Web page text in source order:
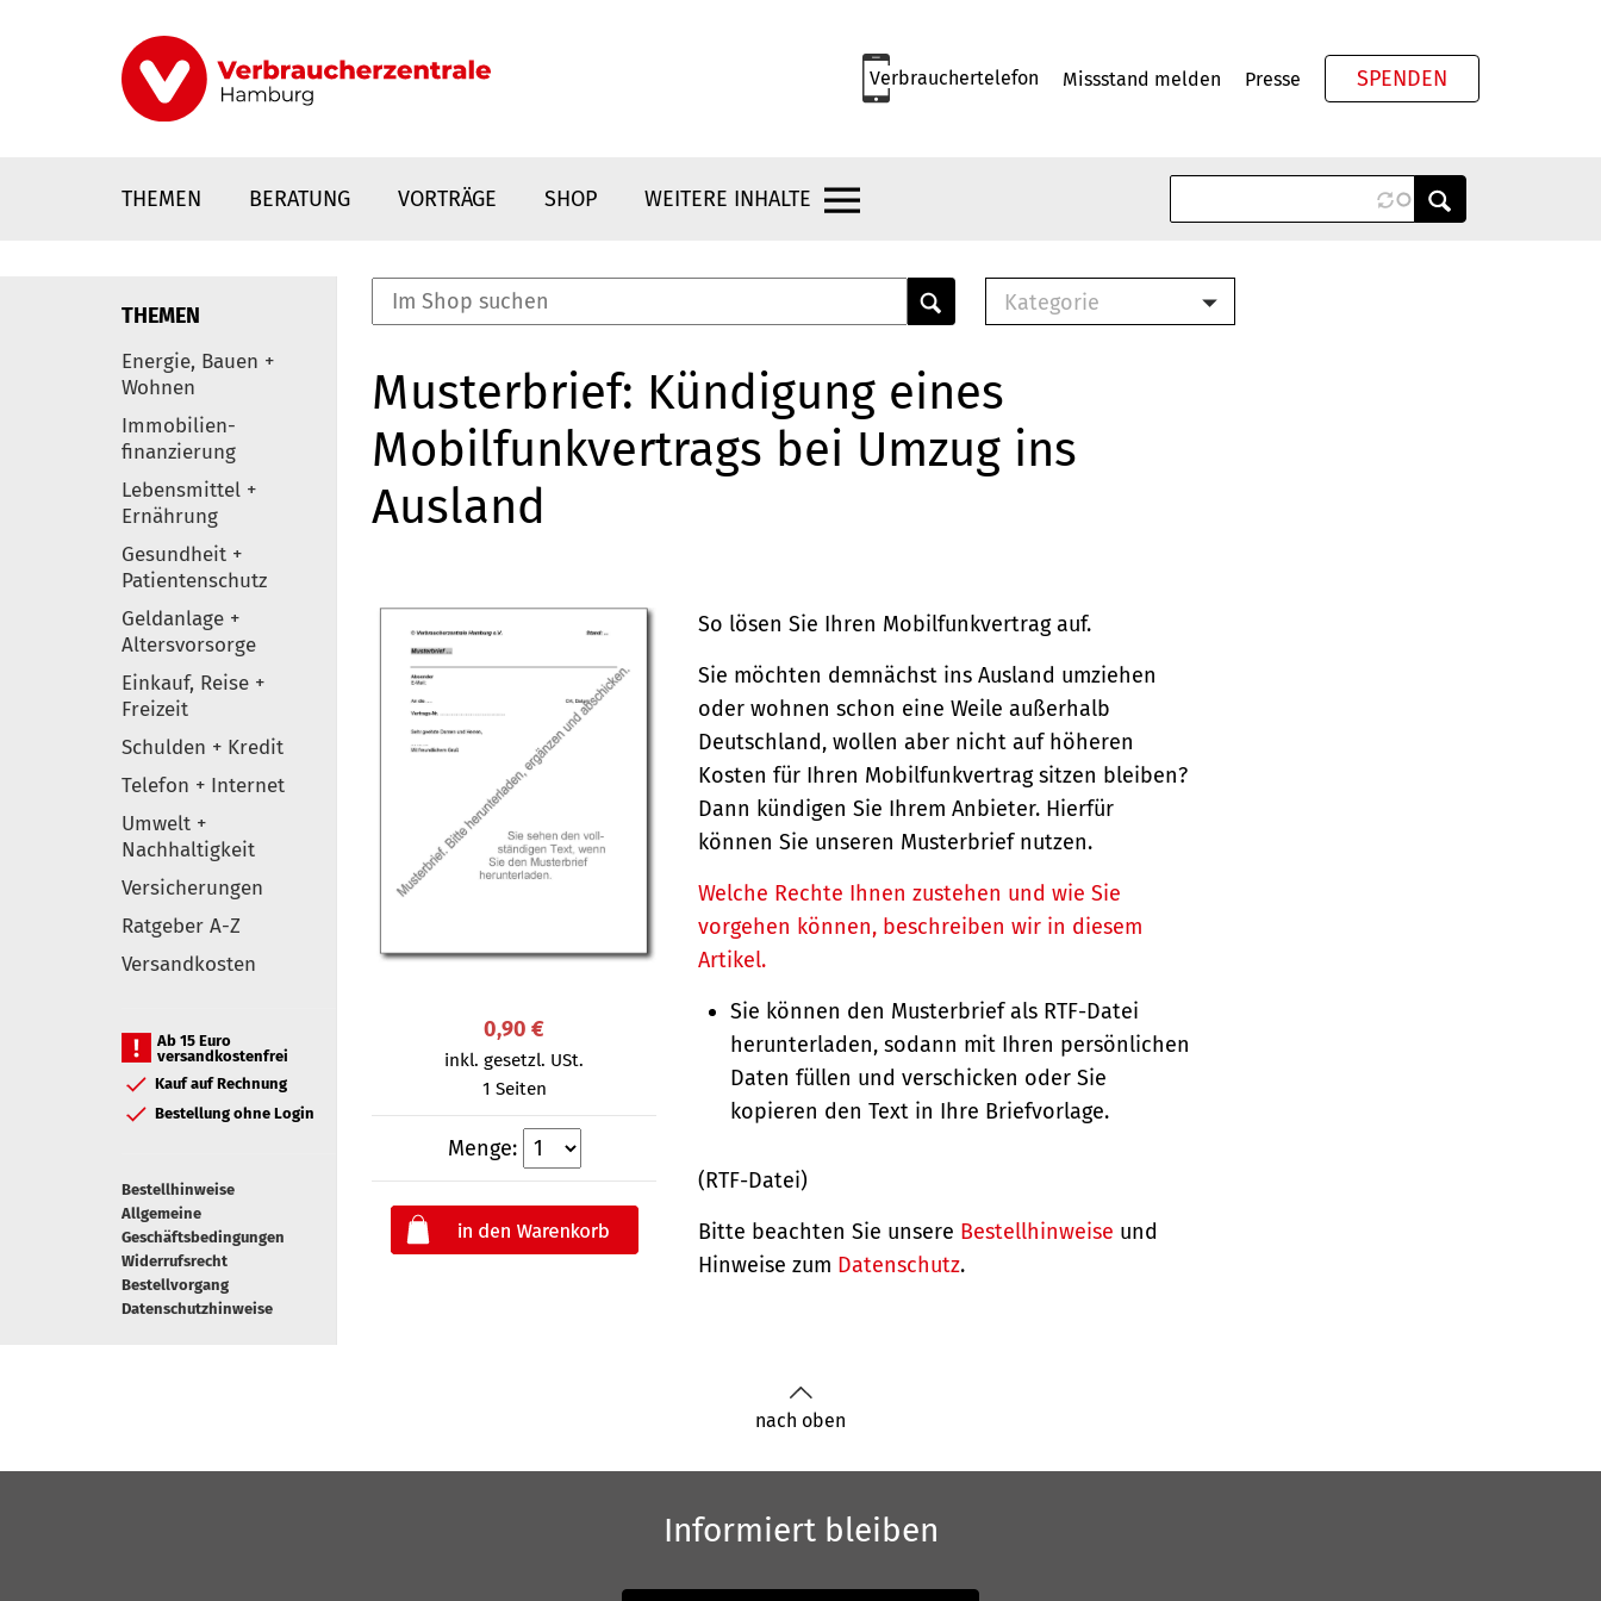
Verbrauchertelefon Missstand melden Presse SPENDEN
THEMEN BERATUNG VORTRÄGE SHOP WEITERE INHALTE
Elemente
THEMEN
Energie, Bauen +
Wohnen
Immobilien-
finanzierung
Lebensmittel +
Ernährung
Gesundheit +
Patientenschutz
Geldanlage +
Altersvorsorge
Einkauf, Reise +
Freizeit
Schulden + Kredit
Telefon + Internet
Umwelt +
Nachhaltigkeit
Versicherungen
Ratgeber A-Z
Versandkosten
Ab 15 Euro
versandkostenfrei
Kauf auf Rechnung
Bestellung ohne Login
Bestellhinweise
Allgemeine
Geschäftsbedingungen
Widerrufsrecht
Bestellvorgang
Datenschutzhinweise
Kategorie
Checklisten (PDF)
Broschüre
Musterbrief: Kündigung eines
Mobilfunkvertrags bei Umzug ins
Ausland
0,90 €
inkl. gesetzl. USt.
1 Seiten
Menge:
So lösen Sie Ihren Mobilfunkvertrag auf.
Sie möchten demnächst ins Ausland umziehen
oder wohnen schon eine Weile außerhalb
Deutschland, wollen aber nicht auf höheren
Kosten für Ihren Mobilfunkvertrag sitzen bleiben?
Dann kündigen Sie Ihrem Anbieter. Hierfür
können Sie unseren Musterbrief nutzen.
Welche Rechte Ihnen zustehen und wie Sie
vorgehen können, beschreiben wir in diesem
Artikel.
Sie können den Musterbrief als RTF-Datei
herunterladen, sodann mit Ihren persönlichen
Daten füllen und verschicken oder Sie
kopieren den Text in Ihre Briefvorlage.
(RTF-Datei)
Bitte beachten Sie unsere Bestellhinweise und
Hinweise zum Datenschutz.
nach oben
Informiert bleiben